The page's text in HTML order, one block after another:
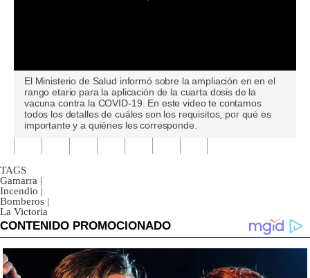
seconds
seconds
El Ministerio de Salud informó sobre la ampliación en en el
rango etario para la aplicación de la cuarta dosis de la
vacuna contra la COVID-19. En este video te contamos
todos los detalles de cuáles son los requisitos, por qué es
importante y a quiénes les corresponde.
TAGS
Gamarra |
Incendio |
Bomberos |
La Victoria